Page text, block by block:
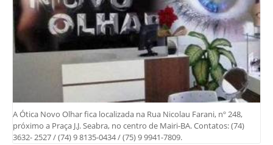
A Ótica Novo Olhar fica localizada na Rua Nicolau Farani, nº 248,
próximo a Praça J.J. Seabra, no centro de Mairi-BA. Contatos: (74)
3632- 2527 / (74) 9 8135-0434 / (75) 9 9941-7809.